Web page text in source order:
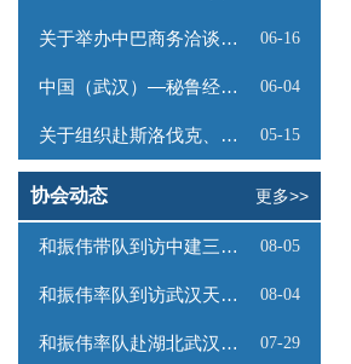
关于举办中巴商务洽谈会的通知 06-16
中国（武汉）—秘鲁经贸合作推介会邀请函 06-04
关于组织赴斯洛伐克、奥地利商务考察的函 05-15
协会动态 更多>>
和振伟带队到访中建三局数字工程有限公司 08-05
和振伟率队到访武汉天源集团 08-04
和振伟率队赴湖北武汉调研 07-29